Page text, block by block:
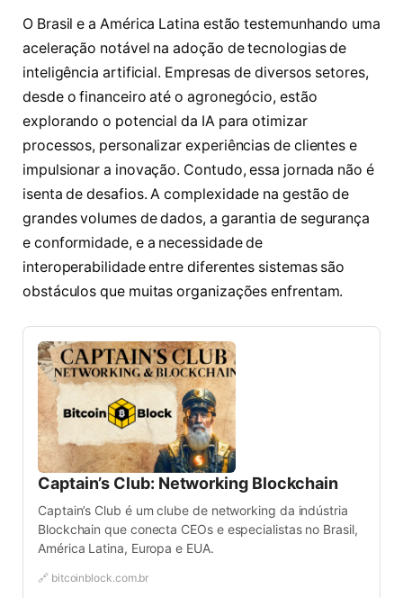
O Brasil e a América Latina estão testemunhando uma
aceleração notável na adoção de tecnologias de
inteligência artificial. Empresas de diversos setores,
desde o financeiro até o agronegócio, estão
explorando o potencial da IA para otimizar
processos, personalizar experiências de clientes e
impulsionar a inovação. Contudo, essa jornada não é
isenta de desafios. A complexidade na gestão de
grandes volumes de dados, a garantia de segurança
e conformidade, e a necessidade de
interoperabilidade entre diferentes sistemas são
obstáculos que muitas organizações enfrentam.
Captain’s Club: Networking Blockchain
Captain’s Club é um clube de networking da indústria
Blockchain que conecta CEOs e especialistas no Brasil,
América Latina, Europa e EUA.
🔗 bitcoinblock.com.br